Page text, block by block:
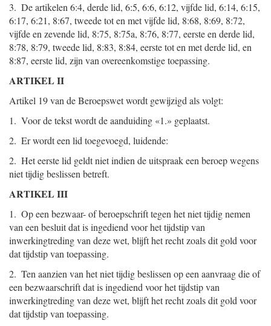
3. De artikelen 6:4, derde lid, 6:5, 6:6, 6:12, vijfde lid, 6:14, 6:15,
6:17, 6:21, 8:67, tweede tot en met vijfde lid, 8:68, 8:69, 8:72,
vijfde en zevende lid, 8:75, 8:75a, 8:76, 8:77, eerste en derde lid,
8:78, 8:79, tweede lid, 8:83, 8:84, eerste tot en met derde lid, en
8:87, eerste lid, zijn van overeenkomstige toepassing.
ARTIKEL II
Artikel 19 van de Beroepswet wordt gewijzigd als volgt:
1. Voor de tekst wordt de aanduiding «1.» geplaatst.
2. Er wordt een lid toegevoegd, luidende:
2. Het eerste lid geldt niet indien de uitspraak een beroep wegens
niet tijdig beslissen betreft.
ARTIKEL III
1. Op een bezwaar- of beroepschrift tegen het niet tijdig nemen
van een besluit dat is ingediend voor het tijdstip van
inwerkingtreding van deze wet, blijft het recht zoals dit gold voor
dat tijdstip van toepassing.
2. Ten aanzien van het niet tijdig beslissen op een aanvraag die of
een bezwaarschrift dat is ingediend voor het tijdstip van
inwerkingtreding van deze wet, blijft het recht zoals dit gold voor
dat tijdstip van toepassing.